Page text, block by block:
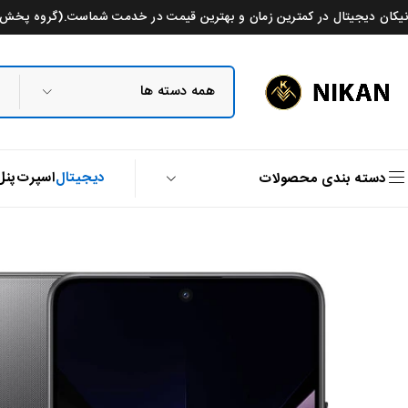
نیکان دیجیتال در کمترین زمان و بهترین قیمت در خدمت شماست.(گروه پخش
دسته بندی محصولات دیجیتالاسپرت